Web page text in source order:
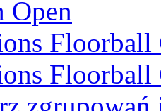
Open
Floorball
Floorball